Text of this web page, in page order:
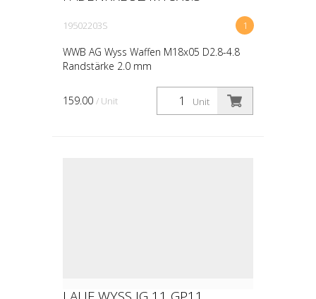
1
19502203S
WWB AG Wyss Waffen M18x05 D2.8-4.8
Randstärke 2.0 mm
Unit
159.00 / Unit